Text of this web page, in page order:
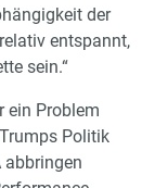
der
entspannt,
sein.“
ein Problem
Politik
abbringen